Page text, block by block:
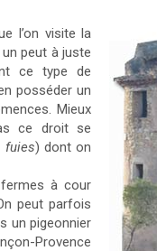
l’on visite la
peut à juste
ce type de
posséder un
Mieux
ce droit se
fuies) dont on
fermes à cour
peut parfois
un pigeonnier
Provence